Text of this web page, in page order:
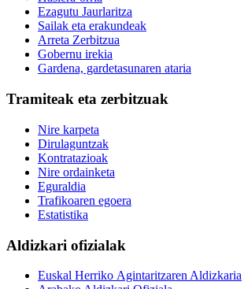
Ezagutu Jaurlaritza
Sailak eta erakundeak
Arreta Zerbitzua
Gobernu irekia
Gardena, gardetasunaren ataria
Tramiteak eta zerbitzuak
Nire karpeta
Dirulaguntzak
Kontratazioak
Nire ordainketa
Eguraldia
Trafikoaren egoera
Estatistika
Aldizkari ofizialak
Euskal Herriko Agintaritzaren Aldizkaria